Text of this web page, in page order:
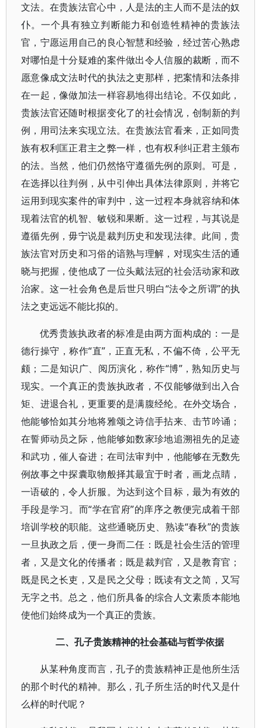
文法。在贵族法官心中，人是法的主人而不是法的奴
仆。一个具有独立判断能力和创造牲精神的贵族法
官，宁愿运用自己的良心智慧和经验，经过苦心熟虑
对哪怕是十分疑难的案件做出令人信服的裁断，而不
愿意像成文法时代的执法之吏那样，把案情和法条排
在一起，像做加法一样容易地得出结论。不仅如此，
贵族法官还随时根据变化了的社会情况，创制新的判
例，用司法来实现立法。在贵族法官看来，正如同贵
族有权利匡正君主之弊一样，也有权利纠正君主颁布
的法。当然，他们仍然恪守遵循先例的原则。可是，
在选择以往判例，从中引伸出具体法律原则，并将它
运用到现实案件的审判中，这一过程本身就容纳和体
现着法官的机智、敏锐和果断。这一过程，与其说是
遵循先例，毋宁说是裁判历史和发现法律。此间，贵
族法官对历史和习俗的谙熟与理解，对现实生活的通
晓与把握，使他成了一位头戴法冠的社会活动家和政
治家。这一社会角色是后世只明白“法令之所谓”的执
法之吏远远不能比拟的。
优秀贵族执政者的标准是由两方面构成的：一是
德行操守，称作“直”，正直无私，不偏不倚，公平无
颇；二是知识广、阅历演化，称作“博”，熟知历史与
现实。一个真正的贵族执政者，不仅能够做到出入合
矩、进退合礼，更重要的是满腹经纶。在外交场合，
他能够恰如其分地将雅颂之诗信手拈来、击节吟诵；
在誓师动员之际，他能够如数家珍地追溯祖先的足迹
和武功，催人奋进；在司法审判中，他能够在无数先
例故事之中探囊取物般择其最宜于时者，画龙点睛，
一语破的，令人折服。为达到这个目标，最为有效的
手段是学习。而“学在官府”的庠序之教便完成着干部
培训学校的职能。这些通晓历史、熟读“春秋”的贵族
一旦执政之后，便一身而二任：既是社会生活的管理
者，又是文化的传播者；既是裁判官，又是教育官；
既是民之长吏，又是民之父母；既读有文之简，又写
无字之书。总之，他们所具备的综合人文素质本能地
使他们始终成为一个真正的贵族。
二、孔子贵族精神的社会基础与哲学依据
从某种角度而言，孔子的贵族精神正是他所生活
的那个时代的精神。那么，孔子所生活的时代又是什
么样的时代呢？